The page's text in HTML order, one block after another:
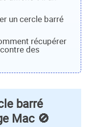
un cercle barré
récupérer
des
barré
Mac 🚫